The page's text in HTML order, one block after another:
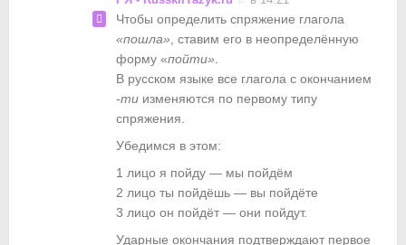
Чтобы определить спряжение глагола
«пошла», ставим его в неопределённую
форму «пойти».
В русском языке все глагола с окончанием
-ти изменяются по первому типу
спряжения.
Убедимся в этом:
1 лицо я пойду — мы пойдём
2 лицо ты пойдёшь — вы пойдёте
3 лицо он пойдёт — они пойдут.
Ударные окончания подтверждают первое